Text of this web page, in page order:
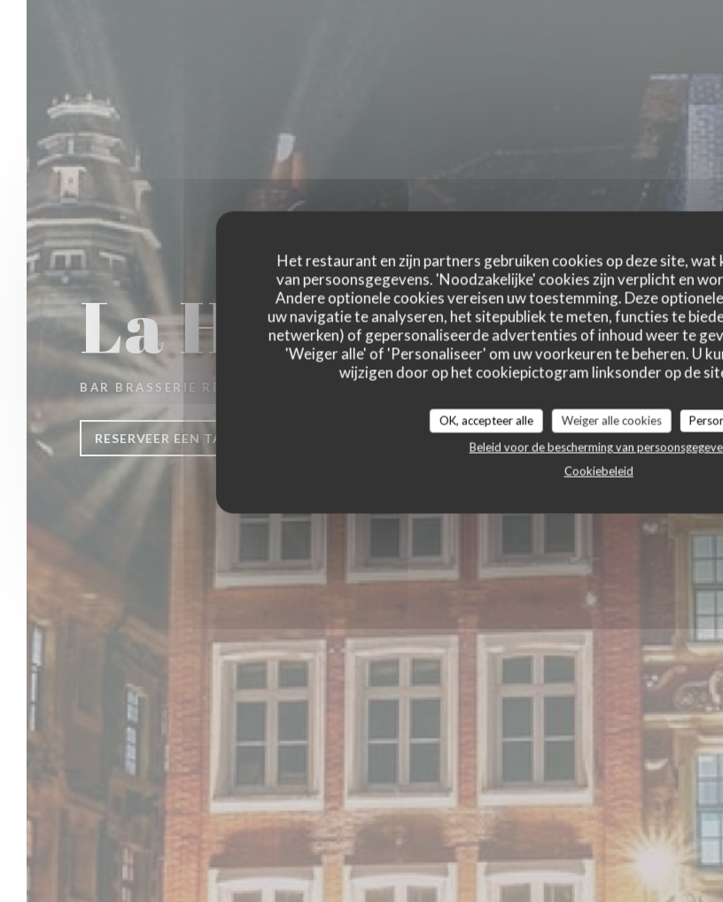
Het restaurant en zijn partners gebruiken cookies op deze site,
van persoonsgegevens. 'Noodzakelijke' cookies zijn verplicht en
Andere optionele cookies vereisen uw toestemming. Deze
uw navigatie te analyseren, het sitepubliek te meten, functies te
netwerken) of gepersonaliseerde advertenties of inhoud weer te
'Weiger alle' of 'Personaliseer' om uw voorkeuren te beheren. U
wijzigen door op het cookiepictogram linksonder op de
OK, accepteer alle Weiger alle cookies
Beleid voor de bescherming van
Cookiebeleid
La Houblonnière
BAR BRASSERIE RESTAURANT
RESERVEER EEN TAFEL